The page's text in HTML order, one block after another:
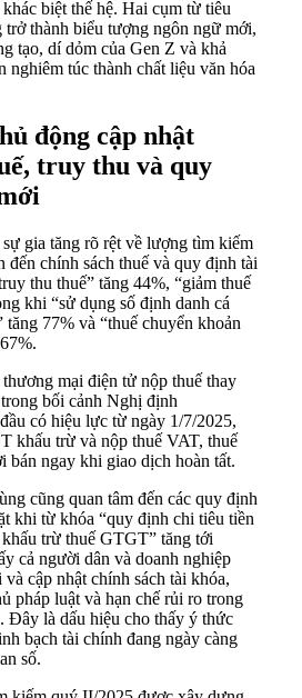
biệt thế hệ. Hai cụm từ tiêu
trở thành biểu tượng ngôn ngữ mới,
tạo, dí dỏm của Gen Z và khả
nghiêm túc thành chất liệu văn hóa
động cập nhật
truy thu và quy
gia tăng rõ rệt về lượng tìm kiếm
đến chính sách thuế và quy định tài
thu thuế” tăng 44%, “giảm thuế
khi “sử dụng số định danh cá
tăng 77% và “thuế chuyển khoản
mại điện tử nộp thuế thay
bối cảnh Nghị định
có hiệu lực từ ngày 1/7/2025,
khấu trừ và nộp thuế VAT, thuế
ngay khi giao dịch hoàn tất.
cũng quan tâm đến các quy định
khi từ khóa “quy định chi tiêu tiền
trừ thuế GTGT” tăng tới
cả người dân và doanh nghiệp
cập nhật chính sách tài khóa,
pháp luật và hạn chế rủi ro trong
Đây là dấu hiệu cho thấy ý thức
bạch tài chính đang ngày càng
số.